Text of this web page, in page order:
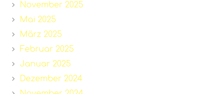
November 2025
Mai 2025
März 2025
Februar 2025
Januar 2025
Dezember 2024